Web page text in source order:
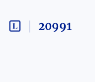
20991